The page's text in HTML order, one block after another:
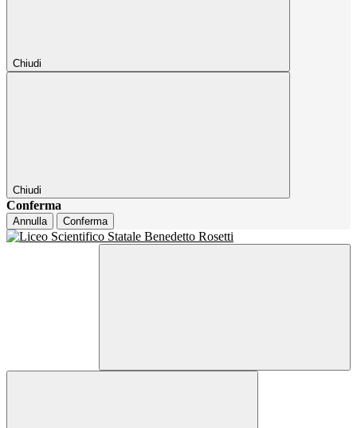
Chiudi
Chiudi
Conferma
Annulla Conferma